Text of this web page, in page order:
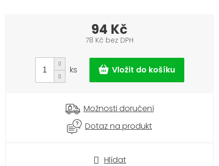
Hlídat
94 Kč
78 Kč bez DPH
cena:
ks
Možnosti doručení
Dotaz na produkt